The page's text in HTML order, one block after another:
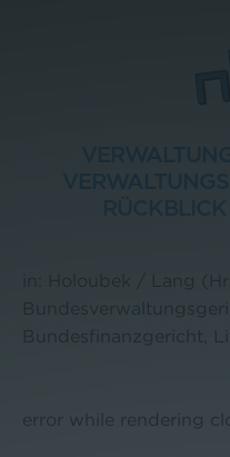
error while rendering